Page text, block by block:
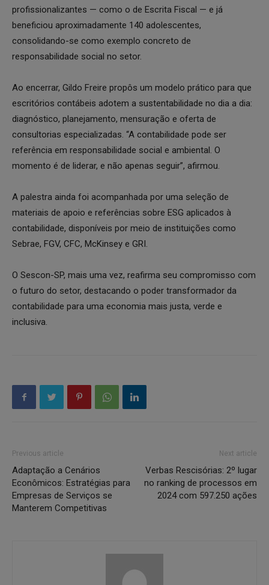
profissionalizantes — como o de Escrita Fiscal — e já
beneficiou aproximadamente 140 adolescentes,
consolidando-se como exemplo concreto de
responsabilidade social no setor.
Ao encerrar, Gildo Freire propôs um modelo prático para que
escritórios contábeis adotem a sustentabilidade no dia a dia:
diagnóstico, planejamento, mensuração e oferta de
consultorias especializadas. “A contabilidade pode ser
referência em responsabilidade social e ambiental. O
momento é de liderar, e não apenas seguir”, afirmou.
A palestra ainda foi acompanhada por uma seleção de
materiais de apoio e referências sobre ESG aplicados à
contabilidade, disponíveis por meio de instituições como
Sebrae, FGV, CFC, McKinsey e GRI.
O Sescon-SP, mais uma vez, reafirma seu compromisso com
o futuro do setor, destacando o poder transformador da
contabilidade para uma economia mais justa, verde e
inclusiva.
Previous article
Adaptação a Cenários
Econômicos: Estratégias para
Empresas de Serviços se
Manterem Competitivas
Next article
Verbas Rescisórias: 2º lugar
no ranking de processos em
2024 com 597.250 ações